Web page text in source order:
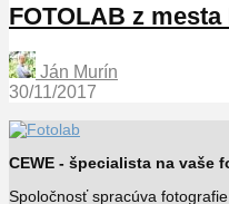
FOTOLAB z
Ján Murín
30/11/2017
CEWE - špecialista na vaše
Spoločnosť spracúva